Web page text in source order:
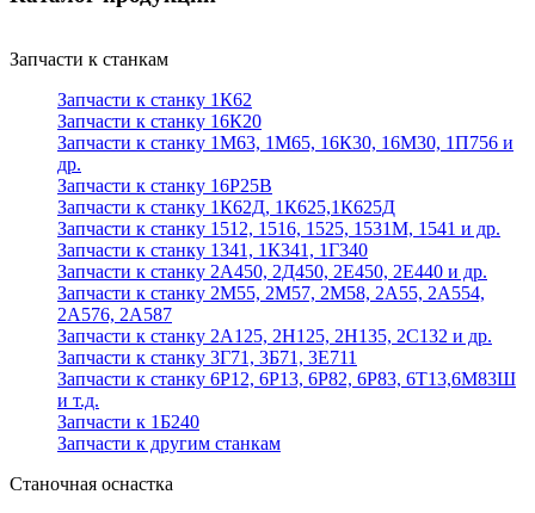
Запчасти к станкам
Запчасти к станку 1К62
Запчасти к станку 16К20
Запчасти к станку 1М63, 1М65, 16К30, 16М30, 1П756 и
др.
Запчасти к станку 16Р25В
Запчасти к станку 1К62Д, 1К625,1К625Д
Запчасти к станку 1512, 1516, 1525, 1531М, 1541 и др.
Запчасти к станку 1341, 1К341, 1Г340
Запчасти к станку 2А450, 2Д450, 2Е450, 2Е440 и др.
Запчасти к станку 2М55, 2М57, 2М58, 2А55, 2А554,
2А576, 2А587
Запчасти к станку 2А125, 2Н125, 2Н135, 2С132 и др.
Запчасти к станку 3Г71, 3Б71, 3Е711
Запчасти к станку 6Р12, 6Р13, 6Р82, 6Р83, 6Т13,6М83Ш
и т.д.
Запчасти к 1Б240
Запчасти к другим станкам
Станочная оснастка